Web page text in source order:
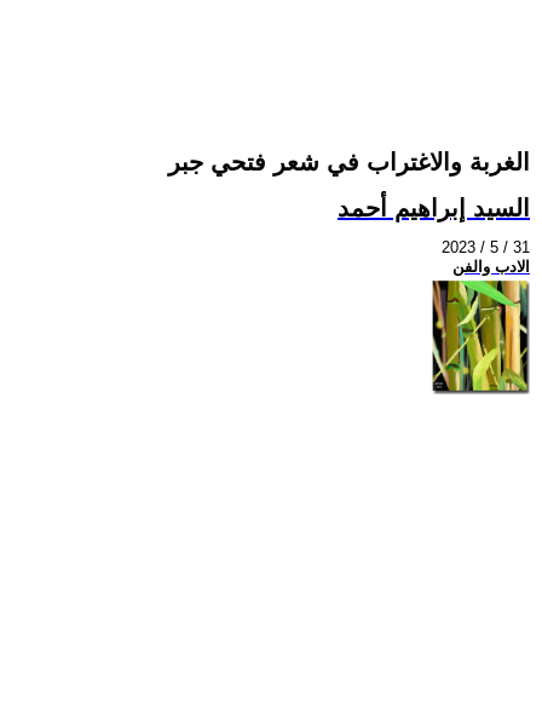
الغربة والاغتراب في شعر فتحي جبر
السيد إبراهيم أحمد
2023 / 5 / 31
الادب والفن